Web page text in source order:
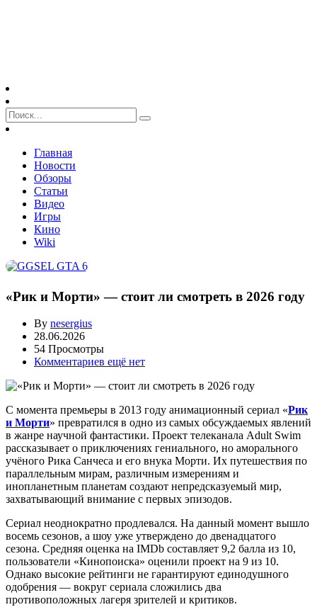
Главная
Новости
Обзоры
Статьи
Видео
Игры
Кино
Wiki
«Рик и Морти» — стоит ли смотреть в 2026 году
By nesergius
28.06.2026
54 Просмотры
Комментариев ещё нет
С момента премьеры в 2013 году анимационный сериал «Рик
и Морти» превратился в одно из самых обсуждаемых явлений
в жанре научной фантастики. Проект телеканала Adult Swim
рассказывает о приключениях гениального, но аморального
учёного Рика Санчеса и его внука Морти. Их путешествия по
параллельным мирам, различным измерениям и
инопланетным планетам создают непредсказуемый мир,
захватывающий внимание с первых эпизодов.
Сериал неоднократно продлевался. На данный момент вышло
восемь сезонов, а шоу уже утверждено до двенадцатого
сезона. Средняя оценка на IMDb составляет 9,2 балла из 10,
пользователи «Кинопоиска» оценили проект на 9 из 10.
Однако высокие рейтинги не гарантируют единодушного
одобрения — вокруг сериала сложились два
противоположных лагеря зрителей и критиков.